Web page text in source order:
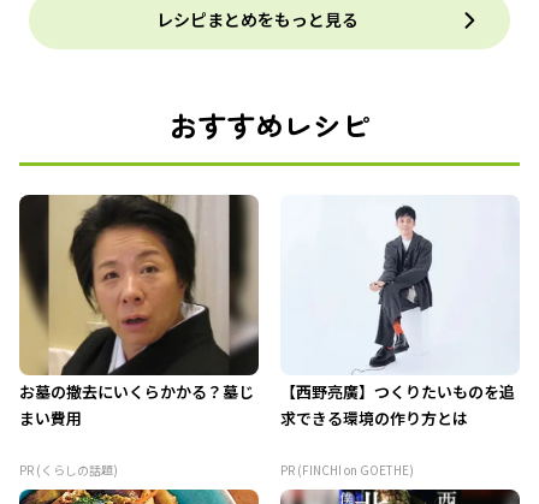
レシピまとめをもっと見る
おすすめレシピ
お墓の撤去にいくらかかる？墓じ
まい費用
PR (くらしの話題)
【西野亮廣】つくりたいものを追
求できる環境の作り方とは
PR (FINCHI on GOETHE)